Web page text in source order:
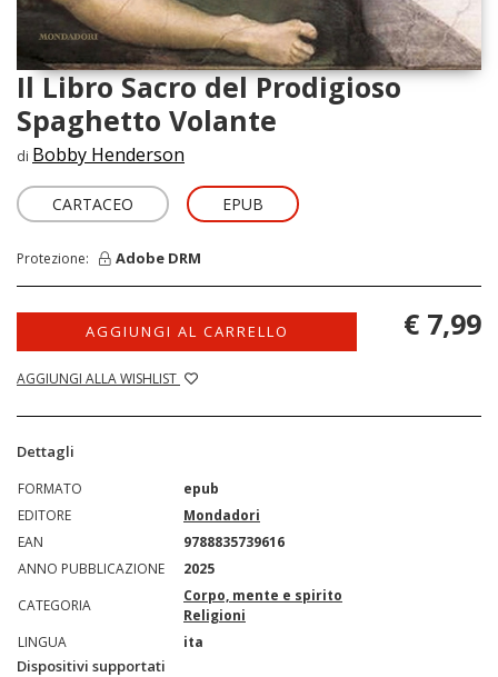
Il Libro Sacro del Prodigioso
Spaghetto Volante
di Bobby Henderson
CARTACEO EPUB
Protezione: Adobe DRM
AGGIUNGI AL CARRELLO
AGGIUNGI ALLA WISHLIST
€ 7,99
Dettagli
FORMATO
epub
EDITORE
Mondadori
EAN
9788835739616
ANNO PUBBLICAZIONE
2025
CATEGORIA
Corpo, mente e spirito
Religioni
LINGUA
ita
Dispositivi supportati